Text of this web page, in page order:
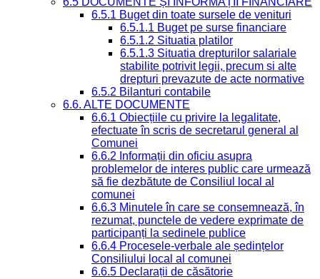
6.5.1 Buget din toate sursele de venituri
6.5.1.1 Buget pe surse financiare
6.5.1.2 Situatia platilor
6.5.1.3 Situatia drepturilor salariale
stabilite potrivit legii, precum si alte
drepturi prevazute de acte normative
6.5.2 Bilanturi contabile
6.6. ALTE DOCUMENTE
6.6.1 Obiecțiile cu privire la legalitate,
efectuate în scris de secretarul general al
Comunei
6.6.2 Informații din oficiu asupra
problemelor de interes public care urmează
să fie dezbătute de Consiliul local al
comunei
6.6.3 Minutele în care se consemnează, în
rezumat, punctele de vedere exprimate de
participanți la ședinele publice
6.6.4 Procesele-verbale ale ședințelor
Consiliului local al comunei
6.6.5 Declarații de căsătorie